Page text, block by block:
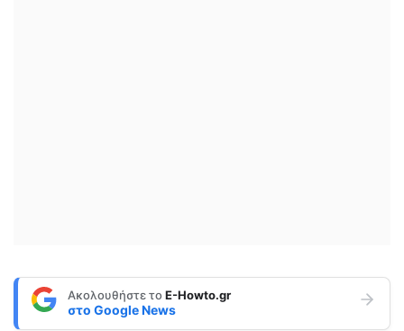
Ακολουθήστε τοE-Howto.gr
στο Google News